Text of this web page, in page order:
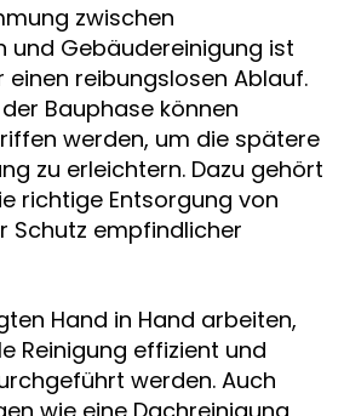
zwischen
und Gebäudereinigung ist
reibungslosen Ablauf.
Bauphase können
werden, um die spätere
zu erleichtern. Dazu gehört
richtige Entsorgung von
Schutz empfindlicher
Hand in Hand arbeiten,
Reinigung effizient und
werden. Auch